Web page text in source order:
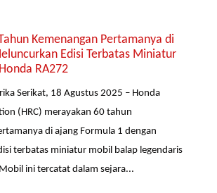
Kemenangan Pertamanya di
Edisi Terbatas Miniatur
RA272
Serikat, 18 Agustus 2025 – Honda
(HRC) merayakan 60 tahun
di ajang Formula 1 dengan
terbatas miniatur mobil balap legendaris
ini tercatat dalam sejara...